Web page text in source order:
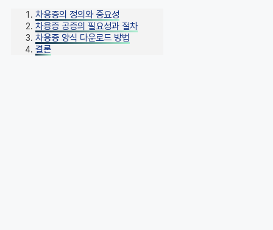
차용증의 정의와 중요성
차용증 공증의 필요성과 절차
차용증 양식 다운로드 방법
결론